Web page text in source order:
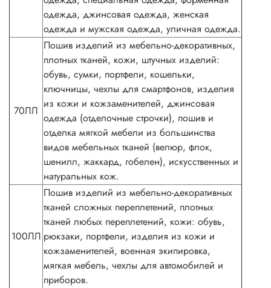
одежда, джинсовая одежда, женская
одежда и мужская одежда, уличная одежда.
70ЛЛ
Пошив изделий из мебельно-декоративных,
плотных тканей, кожи, штучных изделий:
обувь, сумки, портфели, кошельки,
ключницы, чехлы для смартфонов, изделия
из кожи и кожзаменителей, джинсовая
одежда (отделочные строчки), пошив и
отделка мягкой мебели из большинства
видов мебельных тканей (велюр, флок,
шенилл, жаккард, гобелен), искусственных и
натуральных кож.
100ЛЛ
Пошив изделий из мебельно-декоративных
тканей сложных переплетений, плотных
тканей любых переплетений, кожи: обувь,
рюкзаки, портфели, изделия из кожи и
кожзаменителей, военная экипировка,
мягкая мебель, чехлы для автомобилей и
приборов.